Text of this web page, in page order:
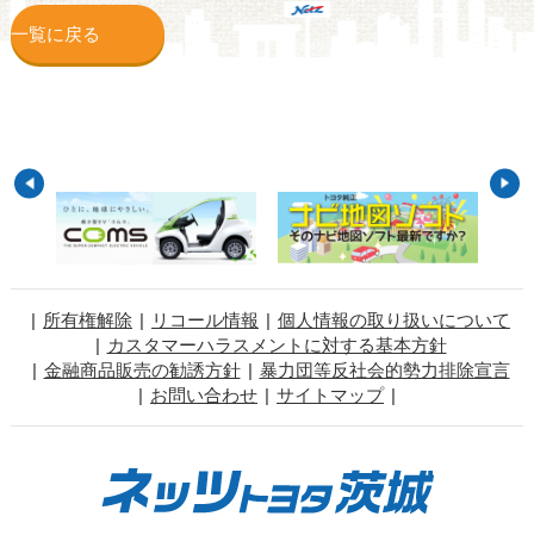
一覧に戻る
所有権解除 リコール情報
個人情報の取り扱いについて
カスタマーハラスメントに対する基本方針
金融商品販売の勧誘方針
暴力団等反社会的勢力排除宣言
お問い合わせ
サイトマップ